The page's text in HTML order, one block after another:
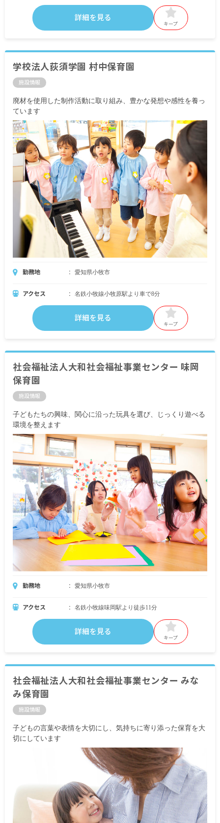
詳細を見る
キープ
学校法人荻須学園 村中保育園
施設情報
廃材を使用した制作活動に取り組み、豊かな発想や感性を養っ
ています
勤務地 愛知県小牧市
アクセス 名鉄小牧線小牧原駅より車で8分
詳細を見る
キープ
社会福祉法人大和社会福祉事業センター 味岡
保育園
施設情報
子どもたちの興味、関心に沿った玩具を選び、じっくり遊べる
環境を整えます
勤務地 愛知県小牧市
アクセス 名鉄小牧線味岡駅より徒歩11分
詳細を見る
キープ
社会福祉法人大和社会福祉事業センター みな
み保育園
施設情報
子どもの言葉や表情を大切にし、気持ちに寄り添った保育を大
切にしています